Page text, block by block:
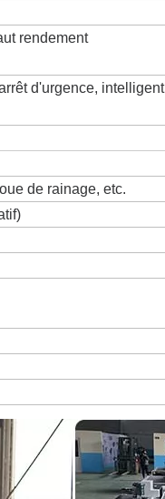
rendement
d'urgence, intelligent
de rainage, etc.